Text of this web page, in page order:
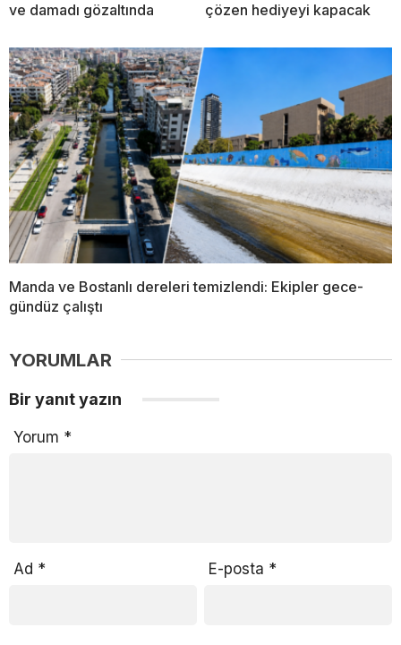
ve damadı gözaltında
çözen hediyeyi kapacak
Manda ve Bostanlı dereleri temizlendi: Ekipler gece-
gündüz çalıştı
YORUMLAR
Bir yanıt yazın
Yorum *
Ad * E-posta *